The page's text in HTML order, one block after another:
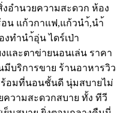
อำนวยความสะดวก ห้อง
น แก้วกาแฟ,แก้วนำ้,นำ้
งทำนำ้อุ่น ไดร์เป่า
และตาข่ายนอนเล่น ราคา
มีบริการขาย ร้านอาหารวิว
อมที่นอนชั้นดี นุ่มสบายไม่
วามสะดวกสบาย ทั้ง ทีวี